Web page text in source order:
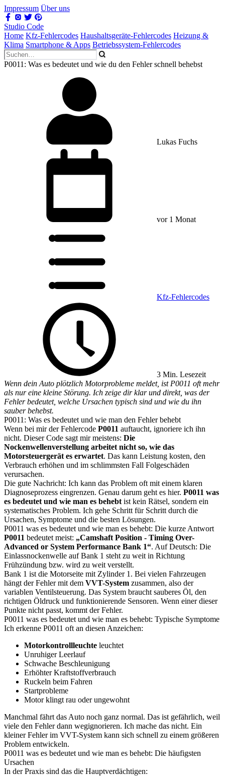
Impressum Über uns
Studio Code
Home Kfz-Fehlercodes Haushaltsgeräte-Fehlercodes Heizung &
Klima Smartphone & Apps Betriebssystem-Fehlercodes
P0011: Was es bedeutet und wie du den Fehler schnell behebst
Lukas Fuchs
vor 1 Monat
Kfz-Fehlercodes
3 Min. Lesezeit
Wenn dein Auto plötzlich Motorprobleme meldet, ist P0011 oft mehr
als nur eine kleine Störung. Ich zeige dir klar und direkt, was der
Fehler bedeutet, welche Ursachen typisch sind und wie du ihn
sauber behebst.
P0011: Was es bedeutet und wie man den Fehler behebt
Wenn bei mir der Fehlercode P0011 auftaucht, ignoriere ich ihn
nicht. Dieser Code sagt mir meistens: Die
Nockenwellenverstellung arbeitet nicht so, wie das
Motorsteuergerät es erwartet. Das kann Leistung kosten, den
Verbrauch erhöhen und im schlimmsten Fall Folgeschäden
verursachen.
Die gute Nachricht: Ich kann das Problem oft mit einem klaren
Diagnoseprozess eingrenzen. Genau darum geht es hier. P0011 was
es bedeutet und wie man es behebt ist kein Rätsel, sondern ein
systematisches Problem. Ich gehe Schritt für Schritt durch die
Ursachen, Symptome und die besten Lösungen.
P0011 was es bedeutet und wie man es behebt: Die kurze Antwort
P0011 bedeutet meist: „Camshaft Position - Timing Over-
Advanced or System Performance Bank 1“. Auf Deutsch: Die
Einlassnockenwelle auf Bank 1 steht zu weit in Richtung
Frühzündung bzw. wird zu weit verstellt.
Bank 1 ist die Motorseite mit Zylinder 1. Bei vielen Fahrzeugen
hängt der Fehler mit dem VVT-System zusammen, also der
variablen Ventilsteuerung. Das System braucht sauberes Öl, den
richtigen Öldruck und funktionierende Sensoren. Wenn einer dieser
Punkte nicht passt, kommt der Fehler.
P0011 was es bedeutet und wie man es behebt: Typische Symptome
Ich erkenne P0011 oft an diesen Anzeichen:
Motorkontrollleuchte leuchtet
Unruhiger Leerlauf
Schwache Beschleunigung
Erhöhter Kraftstoffverbrauch
Ruckeln beim Fahren
Startprobleme
Motor klingt rau oder ungewohnt
Manchmal fährt das Auto noch ganz normal. Das ist gefährlich, weil
viele den Fehler dann wegignorieren. Ich mache das nicht. Ein
kleiner Fehler im VVT-System kann sich schnell zu einem größeren
Problem entwickeln.
P0011 was es bedeutet und wie man es behebt: Die häufigsten
Ursachen
In der Praxis sind das die Hauptverdächtigen: